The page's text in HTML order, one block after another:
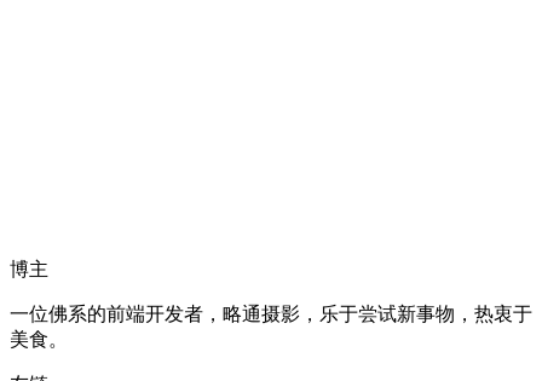
博主
一位佛系的前端开发者，略通摄影，乐于尝试新事物，热衷于
美食。